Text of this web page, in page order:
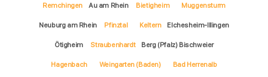
Remchingen Au am Rhein Bietigheim Muggensturm
Neuburg am Rhein Pfinztal Keltern Elchesheim-Illingen
Ötigheim Straubenhardt Berg (Pfalz) Bischweier
Hagenbach Weingarten (Baden) Bad Herrenalb